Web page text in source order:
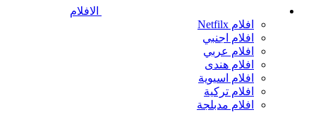
الافلام
افلام Netfilx
افلام اجنبي
افلام عربي
افلام هندى
افلام اسيوية
افلام تركية
افلام مدبلجة